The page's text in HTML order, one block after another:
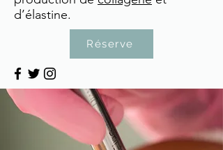
d’élastine.
Réserve